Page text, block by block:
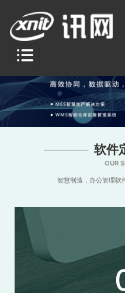
软件
OUR
智慧制造，办公管理软